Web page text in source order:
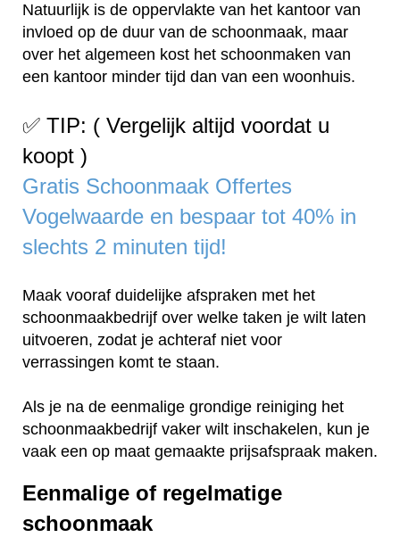
Natuurlijk is de oppervlakte van het kantoor van
invloed op de duur van de schoonmaak, maar
over het algemeen kost het schoonmaken van
een kantoor minder tijd dan van een woonhuis.
✅ TIP: ( Vergelijk altijd voordat u
koopt )
Gratis Schoonmaak Offertes
Vogelwaarde en bespaar tot 40% in
slechts 2 minuten tijd!
Maak vooraf duidelijke afspraken met het
schoonmaakbedrijf over welke taken je wilt laten
uitvoeren, zodat je achteraf niet voor
verrassingen komt te staan.
Als je na de eenmalige grondige reiniging het
schoonmaakbedrijf vaker wilt inschakelen, kun je
vaak een op maat gemaakte prijsafspraak maken.
Eenmalige of regelmatige
schoonmaak